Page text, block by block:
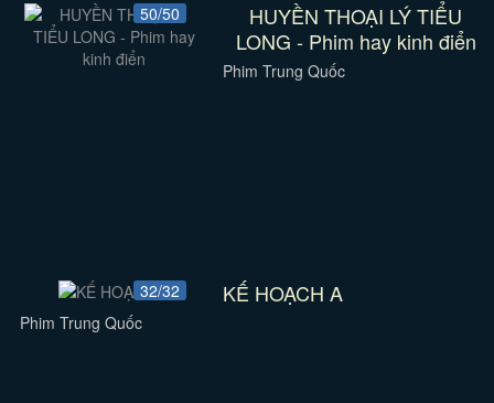
50/50
HUYỀN THOẠI LÝ TIỂU
LONG - Phim hay kinh điển
Phim Trung Quốc
32/32 KẾ HOẠCH A
Phim Trung Quốc